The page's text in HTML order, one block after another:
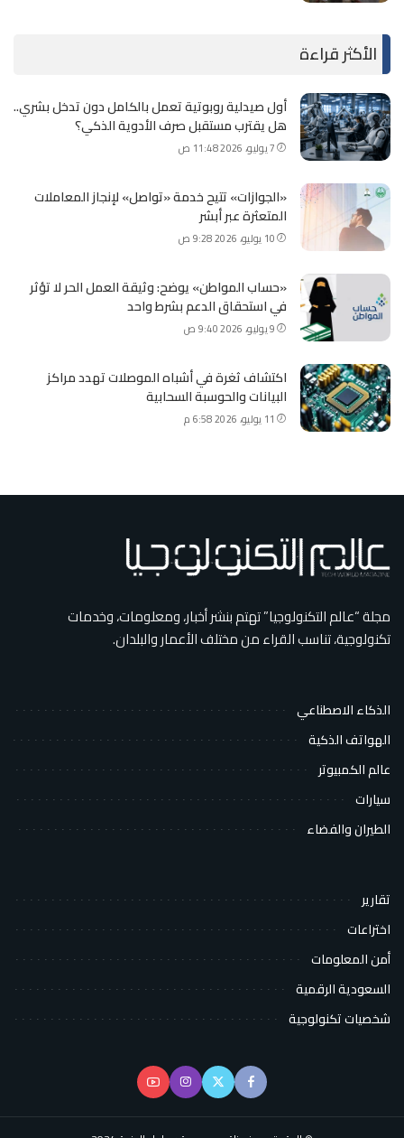
الأكثر قراءة
أول صيدلية روبوتية تعمل بالكامل دون تدخل بشري..
هل يقترب مستقبل صرف الأدوية الذكي؟
7 يوليو، 2026 11:48 ص
«الجوازات» تتيح خدمة «تواصل» لإنجاز المعاملات
المتعثرة عبر أبشر
10 يوليو، 2026 9:28 ص
«حساب المواطن» يوضح: وثيقة العمل الحر لا تؤثر
في استحقاق الدعم بشرط واحد
9 يوليو، 2026 9:40 ص
اكتشاف ثغرة في أشباه الموصلات تهدد مراكز
البيانات والحوسبة السحابية
11 يوليو، 2026 6:58 م
مجلة “عالم التكنولوجيا” تهتم بنشر أخبار، ومعلومات، وخدمات
تكنولوجية، تناسب القراء من مختلف الأعمار والبلدان.
الذكاء الاصطناعي
الهواتف الذكية
عالم الكمبيوتر
سيارات
الطيران والفضاء
تقارير
اختراعات
أمن المعلومات
السعودية الرقمية
شخصيات تكنولوجية